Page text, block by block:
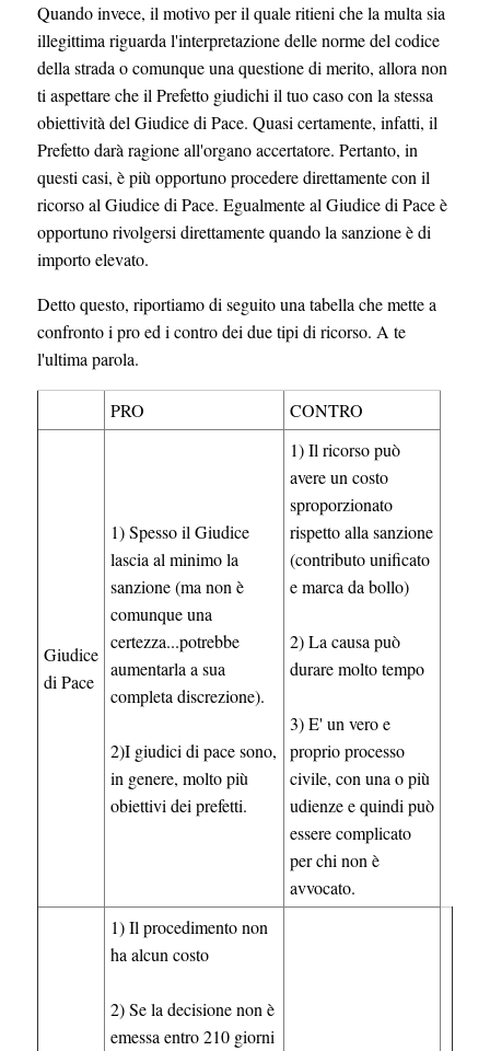
Quando invece, il motivo per il quale ritieni che la multa sia
illegittima riguarda l'interpretazione delle norme del codice
della strada o comunque una questione di merito, allora non
ti aspettare che il Prefetto giudichi il tuo caso con la stessa
obiettività del Giudice di Pace. Quasi certamente, infatti, il
Prefetto darà ragione all'organo accertatore. Pertanto, in
questi casi, è più opportuno procedere direttamente con il
ricorso al Giudice di Pace. Egualmente al Giudice di Pace è
opportuno rivolgersi direttamente quando la sanzione è di
importo elevato.
Detto questo, riportiamo di seguito una tabella che mette a
confronto i pro ed i contro dei due tipi di ricorso. A te
l'ultima parola.
PRO CONTRO
Giudice
di Pace
1) Spesso il Giudice
lascia al minimo la
sanzione (ma non è
comunque una
certezza...potrebbe
aumentarla a sua
completa discrezione).
2)I giudici di pace sono,
in genere, molto più
obiettivi dei prefetti.
1) Il ricorso può
avere un costo
sproporzionato
rispetto alla sanzione
(contributo unificato
e marca da bollo)
2) La causa può
durare molto tempo
3) E' un vero e
proprio processo
civile, con una o più
udienze e quindi può
essere complicato
per chi non è
avvocato.
1) Il procedimento non
ha alcun costo
2) Se la decisione non è
emessa entro 210 giorni